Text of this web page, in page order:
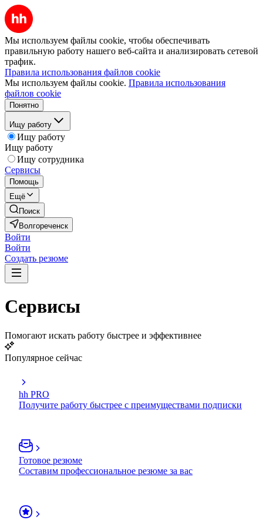
Мы используем файлы cookie, чтобы обеспечивать
правильную работу нашего веб-сайта и анализировать сетевой
трафик.
Правила использования файлов cookie
Мы используем файлы cookie. Правила использования
файлов cookie
Понятно
Ищу работу
Ищу работу
Ищу работу
Ищу сотрудника
Сервисы
Помощь
Ещё
Поиск
Волгореченск
Войти
Войти
Создать резюме
Сервисы
Помогают искать работу быстрее и эффективнее
Популярное сейчас
hh PRO
Получите работу быстрее с преимуществами подписки
Готовое резюме
Составим профессиональное резюме за вас